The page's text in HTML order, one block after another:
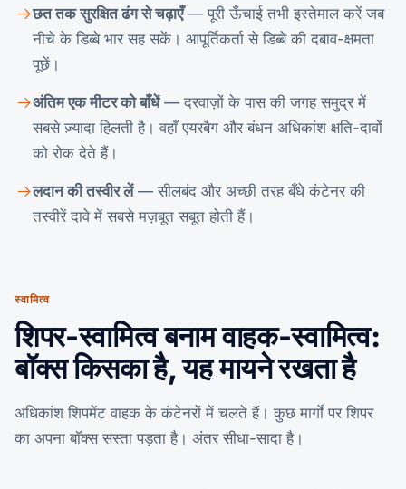
छत तक सुरक्षित ढंग से चढ़ाएँ— पूरी ऊँचाई तभी इस्तेमाल करें जब
नीचे के डिब्बे भार सह सकें। आपूर्तिकर्ता से डिब्बे की दबाव-क्षमता
पूछें।
अंतिम एक मीटर को बाँधें— दरवाज़ों के पास की जगह समुद्र में
सबसे ज़्यादा हिलती है। वहाँ एयरबैग और बंधन अधिकांश क्षति-दावों
को रोक देते हैं।
लदान की तस्वीर लें— सीलबंद और अच्छी तरह बँधे कंटेनर की
तस्वीरें दावे में सबसे मज़बूत सबूत होती हैं।
स्वामित्व
शिपर-स्वामित्व बनाम वाहक-स्वामित्व:
बॉक्स किसका है, यह मायने रखता है
अधिकांश शिपमेंट वाहक के कंटेनरों में चलते हैं। कुछ मार्गों पर शिपर
का अपना बॉक्स सस्ता पड़ता है। अंतर सीधा-सादा है।